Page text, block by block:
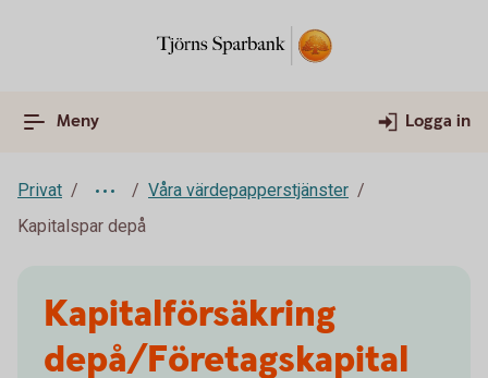
Meny Logga in
Privat
Våra värdepapperstjänster
Kapitalspar depå
Kapitalförsäkring
depå/Företagskapital